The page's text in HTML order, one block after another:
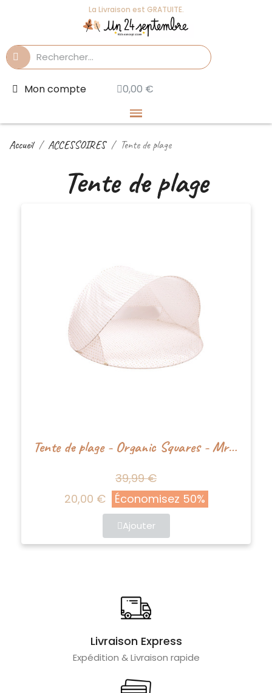
La Livraison est GRATUITE.
Mon compte 0,00 €
Accueil ACCESSOIRES Tente de plage
Tente de plage
Tente de plage - Organic Squares - Mrs Ertha
39,99 €
20,00 €
Économisez 50%
Ajouter
Livraison Express
Expédition & Livraison rapide